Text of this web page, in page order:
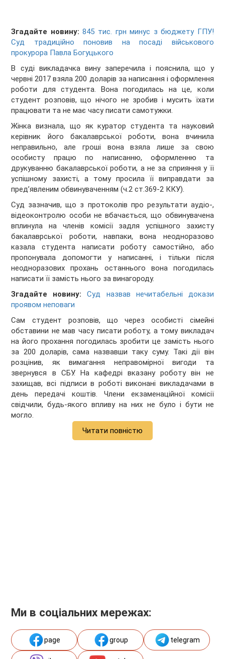
Згадайте новину:845 тис. грн минус з бюджету ГПУ!
Суд традиційно поновив на посаді військового
прокурора Павла Богуцького
В суді викладачка вину заперечила і пояснила, що у
червні 2017 взяла 200 доларів за написання і оформлення
роботи для студента. Вона погодилась на це, коли
студент розповів, що нічого не зробив і мусить їхати
працювати та не має часу писати самотужки.
Жінка визнала, що як куратор студента та науковий
керівник його бакалаврської роботи, вона вчинила
неправильно, але гроші вона взяла лише за свою
особисту працю по написанню, оформленню та
друкуванню бакалаврської роботи, а не за сприяння у її
успішному захисті, а тому просила її виправдати за
пред’явленим обвинуваченням (ч.2 ст.369-2 ККУ).
Суд зазначив, що з протоколів про результати аудіо-,
відеоконтролю особи не вбачається, що обвинувачена
вплинула на членів комісії задля успішного захисту
бакалаврської роботи, навпаки, вона неодноразово
казала студента написати роботу самостійно, або
пропонувала допомогти у написанні, і тільки після
неодноразових прохань останнього вона погодилась
написати її замість нього за винагороду.
Згадайте новину:Суд назвав нечитабельні докази
проявом неповаги
Сам студент розповів, що через особисті сімейні
обставини не мав часу писати роботу, а тому викладач
на його прохання погодилась зробити це замість нього
за 200 доларів, сама назвавши таку суму. Такі дії він
розцінив, як вимагання неправомірної вигоди та
звернувся в СБУ. На кафедрі вказану роботу він не
захищав, всі підписи в роботі виконані викладачами в
день передачі коштів. Члени екзаменаційної комісії
свідчили, будь-якого впливу на них не було і бути не
могло.
Читати повністю
Ми в соціальних мережах:
page group telegram